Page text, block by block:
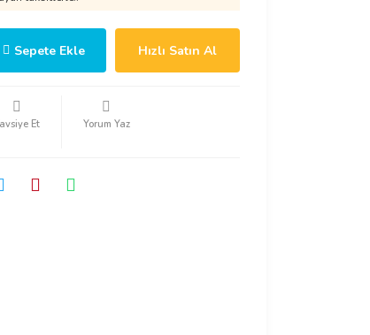
Sepete Ekle Hızlı Satın Al
Et Yorum Yaz